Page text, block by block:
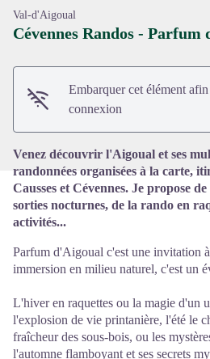
Val-d'Aigoual
Cévennes Randos - Parfum
Embarquer cet élément
connexion
Venez découvrir l'Aigoual et ses
randonnées organisées à la carte,
Causses et Cévennes. Je propose
sorties nocturnes, de la rando en
activités...
Parfum d'Aigoual c'est une invitation
immersion en milieu naturel, c'est un
L'hiver en raquettes ou la magie d'un
l'explosion de vie printanière, l'été le
fraîcheur des sous-bois, ou les
l'automne flamboyant et ses secrets